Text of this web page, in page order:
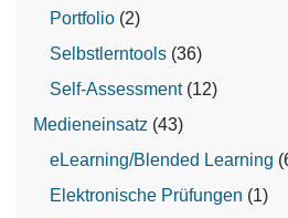
Portfolio (2)
Selbstlerntools (36)
Self-Assessment(12)
Medieneinsatz (43)
eLearning/Blended Learning
Elektronische Prüfungen (1)